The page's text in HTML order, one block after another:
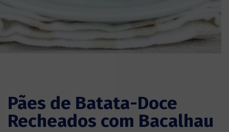
Pães de Batata-Doce
Recheados com Bacalhau